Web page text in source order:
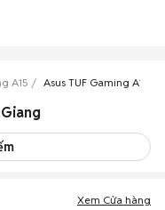
A15 Asus TUF Gaming A15
Xem Cửa hàng